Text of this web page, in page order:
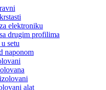
elektroniku
drugim profilima
setu
naponom
alat